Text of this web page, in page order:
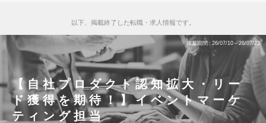
以下、掲載終了した転職・求人情報です。
掲載期間 26/07/10～26/07/23
【自社プロダクト認知拡大・リー
ド獲得を期待！】イベントマーケ
ティング担当